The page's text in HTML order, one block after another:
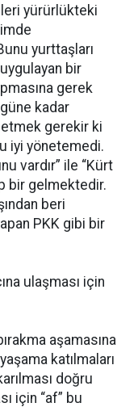
yürürlükteki
yurttaşları
uygulayan bir
gerek
kadar
etmek gerekir ki
iyi yönetemedi.
vardır” ile “Kürt
bir gelmektedir.
beri
PKK gibi bir
ulaşması için
aşamasına
katılmaları
doğru
için “af” bu